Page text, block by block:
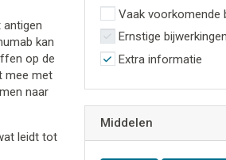
antigen
kan
op de
mee met
naar
leidt tot
Vaak voorkomende
Ernstige bijwerkingen
Extra informatie
Middelen